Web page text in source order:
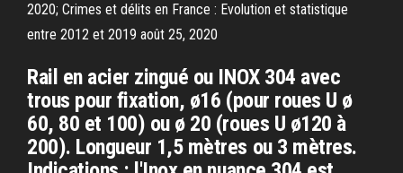
2020; Crimes et délits en France : Evolution et statistique
entre 2012 et 2019 août 25, 2020
Rail en acier zingué ou INOX 304 avec
trous pour fixation, ø16 (pour roues U ø
60, 80 et 100) ou ø 20 (roues U ø120 à
200). Longueur 1,5 mètres ou 3 mètres.